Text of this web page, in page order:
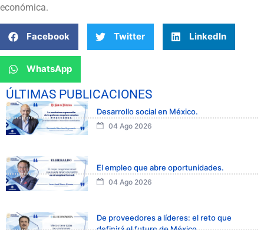
económica.
Facebook Twitter LinkedIn
WhatsApp
ÚLTIMAS PUBLICACIONES
Desarrollo social en México.
04 Ago 2026
El empleo que abre oportunidades.
04 Ago 2026
De proveedores a líderes: el reto que